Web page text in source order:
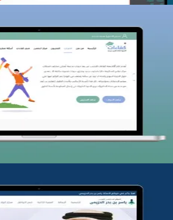
كفاءات للتدريب
التفاصيل